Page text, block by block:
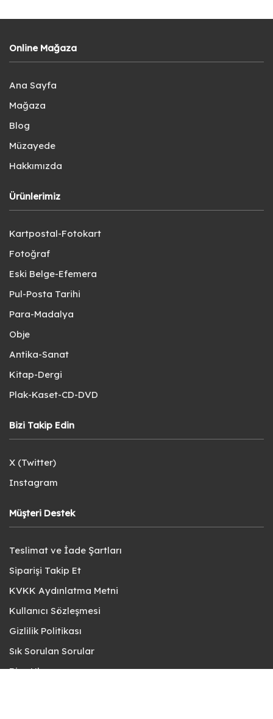
Online Mağaza
Ana Sayfa
Mağaza
Blog
Müzayede
Hakkımızda
Ürünlerimiz
Kartpostal-Fotokart
Fotoğraf
Eski Belge-Efemera
Pul-Posta Tarihi
Para-Madalya
Obje
Antika-Sanat
Kitap-Dergi
Plak-Kaset-CD-DVD
Bizi Takip Edin
X (Twitter)
Instagram
Müşteri Destek
Teslimat ve İade Şartları
Siparişi Takip Et
KVKK Aydınlatma Metni
Kullanıcı Sözleşmesi
Gizlilik Politikası
Sık Sorulan Sorular
Bize Ulaşın